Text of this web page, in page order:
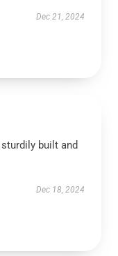
Dec 21, 2024
built and
Dec 18, 2024